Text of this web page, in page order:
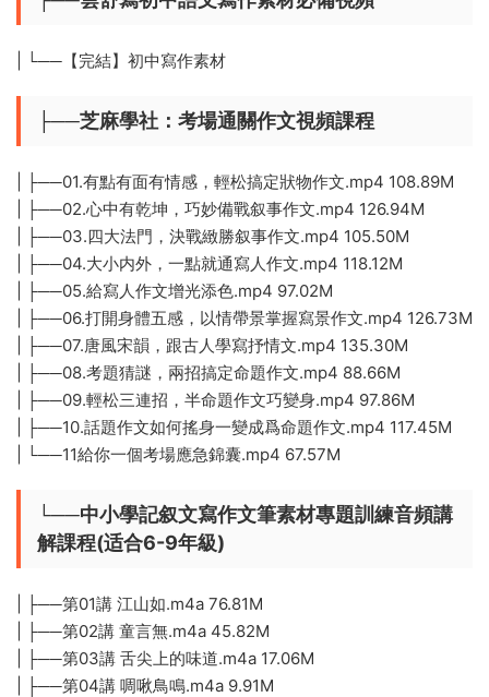
| └──【完結】初中寫作素材
├──芝麻學社：考場通關作文視頻課程
| ├──01.有點有面有情感，輕松搞定狀物作文.mp4 108.89M
| ├──02.心中有乾坤，巧妙備戰叙事作文.mp4 126.94M
| ├──03.四大法門，決戰緻勝叙事作文.mp4 105.50M
| ├──04.大小内外，一點就通寫人作文.mp4 118.12M
| ├──05.給寫人作文增光添色.mp4 97.02M
| ├──06.打開身體五感，以情帶景掌握寫景作文.mp4 126.73M
| ├──07.唐風宋韻，跟古人學寫抒情文.mp4 135.30M
| ├──08.考題猜謎，兩招搞定命題作文.mp4 88.66M
| ├──09.輕松三連招，半命題作文巧變身.mp4 97.86M
| ├──10.話題作文如何搖身一變成爲命題作文.mp4 117.45M
| └──11給你一個考場應急錦囊.mp4 67.57M
└──中小學記叙文寫作文筆素材專題訓練音頻講
解課程(适合6-9年級)
| ├──第01講 江山如.m4a 76.81M
| ├──第02講 童言無.m4a 45.82M
| ├──第03講 舌尖上的味道.m4a 17.06M
| ├──第04講 啁啾鳥鳴.m4a 9.91M